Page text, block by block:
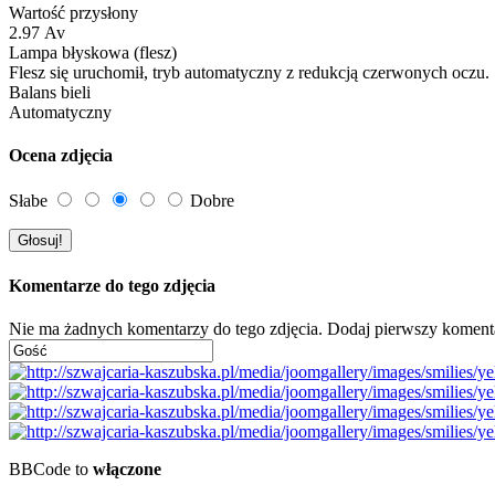
Wartość przysłony
2.97 Av
Lampa błyskowa (flesz)
Flesz się uruchomił, tryb automatyczny z redukcją czerwonych oczu.
Balans bieli
Automatyczny
Ocena zdjęcia
Słabe Dobre
Komentarze do tego zdjęcia
Nie ma żadnych komentarzy do tego zdjęcia. Dodaj pierwszy
BBCode to włączone